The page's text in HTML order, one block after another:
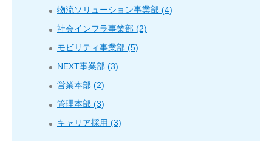
物流ソリューション事業部 (4)
社会インフラ事業部 (2)
モビリティ事業部 (5)
NEXT事業部 (3)
営業本部 (2)
管理本部 (3)
キャリア採用 (3)